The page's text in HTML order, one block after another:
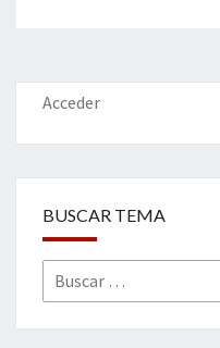
Acceder
BUSCAR TEMA
Buscar
por: